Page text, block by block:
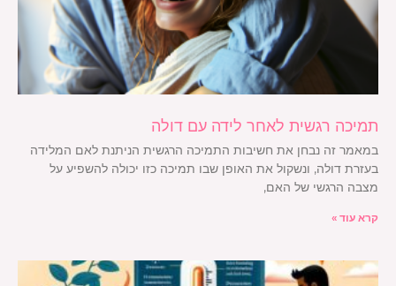
תמיכה רגשית לאחר לידה עם דולה
במאמר זה נבחן את חשיבות התמיכה הרגשית הניתנת לאם המלידה
בעזרת דולה, ונשקול את האופן שבו תמיכה כזו יכולה להשפיע על
מצבה הרגשי של האם,
קרא עוד »